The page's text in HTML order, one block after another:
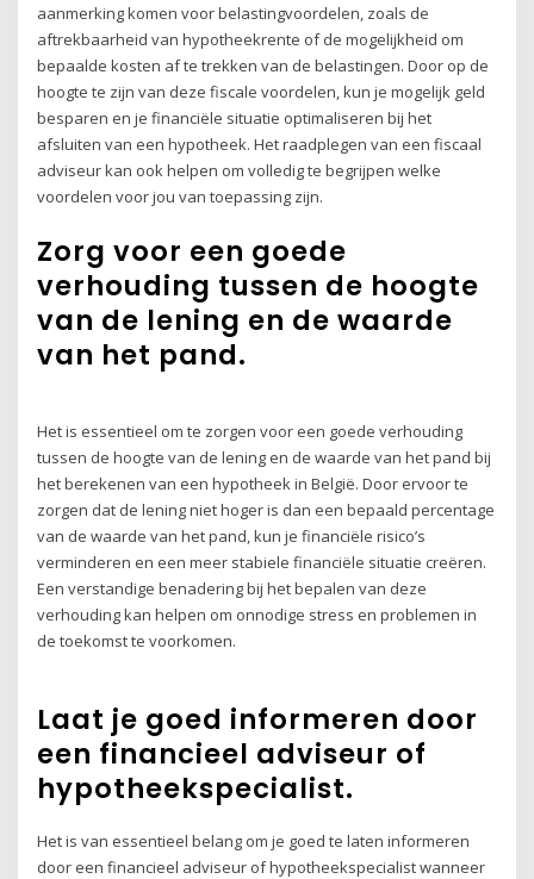
aanmerking komen voor belastingvoordelen, zoals de
aftrekbaarheid van hypotheekrente of de mogelijkheid om
bepaalde kosten af te trekken van de belastingen. Door op de
hoogte te zijn van deze fiscale voordelen, kun je mogelijk geld
besparen en je financiële situatie optimaliseren bij het
afsluiten van een hypotheek. Het raadplegen van een fiscaal
adviseur kan ook helpen om volledig te begrijpen welke
voordelen voor jou van toepassing zijn.
Zorg voor een goede
verhouding tussen de hoogte
van de lening en de waarde
van het pand.
Het is essentieel om te zorgen voor een goede verhouding
tussen de hoogte van de lening en de waarde van het pand bij
het berekenen van een hypotheek in België. Door ervoor te
zorgen dat de lening niet hoger is dan een bepaald percentage
van de waarde van het pand, kun je financiële risico’s
verminderen en een meer stabiele financiële situatie creëren.
Een verstandige benadering bij het bepalen van deze
verhouding kan helpen om onnodige stress en problemen in
de toekomst te voorkomen.
Laat je goed informeren door
een financieel adviseur of
hypotheekspecialist.
Het is van essentieel belang om je goed te laten informeren
door een financieel adviseur of hypotheekspecialist wanneer